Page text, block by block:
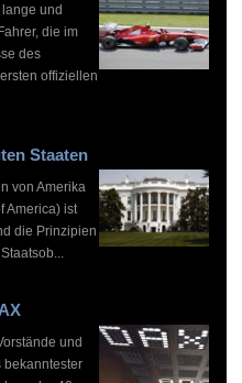
und
die im
des
offiziellen
Staaten
von Amerika
America) ist
die Prinzipien
und
bekanntester